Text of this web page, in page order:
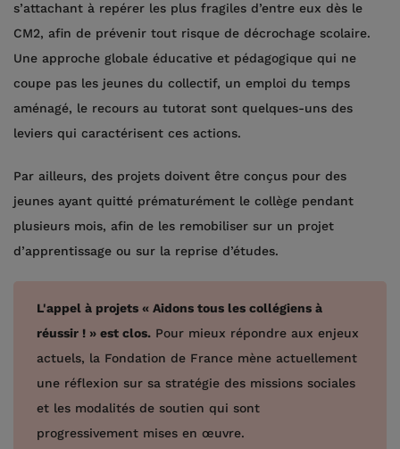
s’attachant à repérer les plus fragiles d’entre eux dès le
CM2, afin de prévenir tout risque de décrochage scolaire.
Une approche globale éducative et pédagogique qui ne
coupe pas les jeunes du collectif, un emploi du temps
aménagé, le recours au tutorat sont quelques-uns des
leviers qui caractérisent ces actions.
Par ailleurs, des projets doivent être conçus pour des
jeunes ayant quitté prématurément le collège pendant
plusieurs mois, afin de les remobiliser sur un projet
d’apprentissage ou sur la reprise d’études.
L'appel à projets « Aidons tous les collégiens à
réussir ! » est clos. Pour mieux répondre aux enjeux
actuels, la Fondation de France mène actuellement
une réflexion sur sa stratégie des missions sociales
et les modalités de soutien qui sont
progressivement mises en œuvre.